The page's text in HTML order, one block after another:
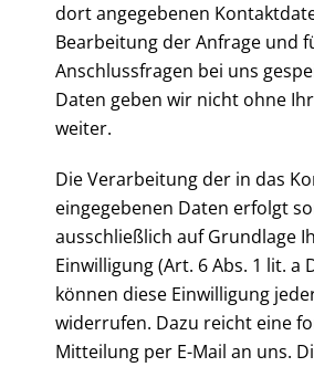
dort angegebenen
Bearbeitung der Anfrage und
Anschlussfragen bei uns
Daten geben wir nicht ohne
weiter.
Die Verarbeitung der in das
eingegebenen Daten erfolgt
ausschließlich auf Grundlage
Einwilligung (Art. 6 Abs. 1 lit. a
können diese Einwilligung
widerrufen. Dazu reicht eine
Mitteilung per E-Mail an uns.